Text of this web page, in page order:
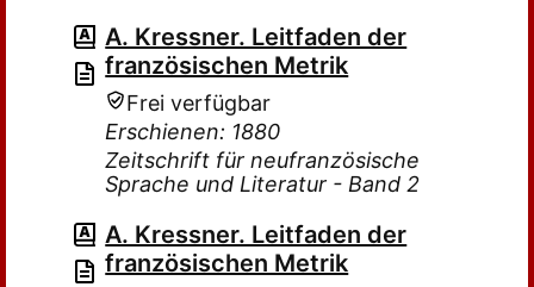
A. Kressner. Leitfaden der
französischen Metrik
Frei verfügbar
Erschienen: 1880
Zeitschrift für neufranzösische
Sprache und Literatur - Band 2
A. Kressner. Leitfaden der
französischen Metrik